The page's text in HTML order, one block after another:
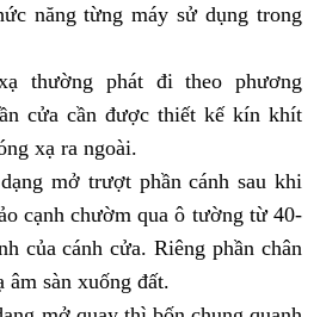
năng từng máy sử dụng trong
thường phát đi theo phương
cửa cần được thiết kế kín khít
xạ ra ngoài.
mở trượt phần cánh sau khi
cạnh chườm qua ô tường từ 40-
của cánh cửa. Riêng phần chân
âm sàn xuống đất.